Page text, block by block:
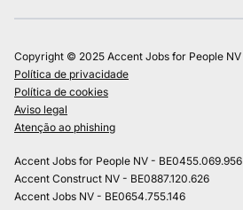
Copyright © 2025 Accent Jobs for People NV
Política de privacidade
Política de cookies
Aviso legal
Atenção ao phishing
Accent Jobs for People NV - BE0455.069.956
Accent Construct NV - BE0887.120.626
Accent Jobs NV - BE0654.755.146